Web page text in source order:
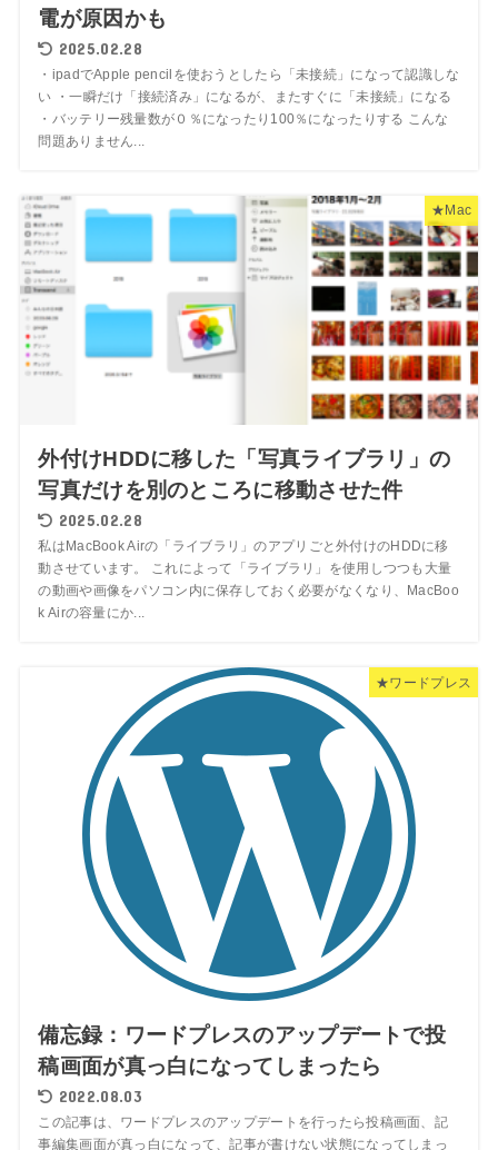
電が原因かも
2025.02.28
・ipadでApple pencilを使おうとしたら「未接続」になって認識しな
い ・一瞬だけ「接続済み」になるが、またすぐに「未接続」になる
・バッテリー残量数が０％になったり100％になったりする こんな
問題ありません...
★Mac
外付けHDDに移した「写真ライブラリ」の
写真だけを別のところに移動させた件
2025.02.28
私はMacBook Airの「ライブラリ」のアプリごと外付けのHDDに移
動させています。 これによって「ライブラリ」を使用しつつも大量
の動画や画像をパソコン内に保存しておく必要がなくなり、MacBoo
k Airの容量にか...
★ワードプレス
備忘録：ワードプレスのアップデートで投
稿画面が真っ白になってしまったら
2022.08.03
この記事は、ワードプレスのアップデートを行ったら投稿画面、記
事編集画面が真っ白になって、記事が書けない状態になってしまっ